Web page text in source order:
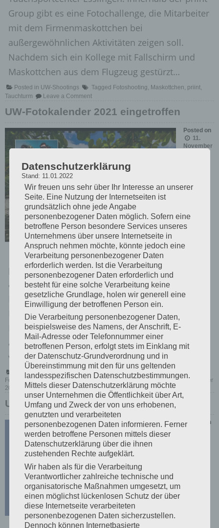
Group gibt es eine Fotochallenge, die Mitarbeiter
mit dem Firmenmaskottchen bei
außergewöhnlichen Aktivitäten zeigen soll.
Nachdem sich ein Kollege mit Fallschirm und
Maskottchen aus dem Flugzeug gestürzt…
Posted in UW-Shootings Tagged Fotoshooting Maskottchen priint
Tauchturm
Leave a Commenton
Fotoshooting
im
UW-Fotokalender 2021 eingetroffen
Posted on
11.
November
n die
plare meines UW-Fotokalender für 2021 frisch
aus dem Druck. 13 Seiten 16 meiner
Lieblingsfotos DIN A3 Querformat Hochglanz-
Echtfotopapier Das Thema des diesjährigen UW-
Fotokalender fällt aus der Reihe! Durch die
aktuelle Pandemie war für mich das bisher
verfolgte…
Posted in UW-Fotokalender ,UW-Shootings TaggedFotokalender
Fotokalender 2021 ,Unter Wasser ,UW-Fotografie,UW-Kalender,UW-Kalender
2021
Leave a Commenton
UW-
Fotokalender
2021
eingetroffen
UW-Fotokalender 2021
Posted on
Datenschutzerklärung
Stand: 11.01.2022
Wir freuen uns sehr über Ihr Interesse an unserer
Seite. Eine Nutzung der Internetseiten ist
grundsätzlich ohne jede Angabe
personenbezogener Daten möglich. Sofern eine
betroffene Person besondere Services unseres
Unternehmens über unsere Internetseite in
Anspruch nehmen möchte, könnte jedoch eine
Verarbeitung personenbezogener Daten
erforderlich werden. Ist die Verarbeitung
personenbezogener Daten erforderlich und
besteht für eine solche Verarbeitung keine
gesetzliche Grundlage, holen wir generell eine
Einwilligung der betroffenen Person ein.
Die Verarbeitung personenbezogener Daten,
beispielsweise des Namens, der Anschrift, E-
Mail-Adresse oder Telefonnummer einer
betroffenen Person, erfolgt stets im Einklang mit
der Datenschutz-Grundverordnung und in
Übereinstimmung mit den für uns geltenden
landesspezifischen Datenschutzbestimmungen.
Mittels dieser Datenschutzerklärung möchte
unser Unternehmen die Öffentlichkeit über Art,
Umfang und Zweck der von uns erhobenen,
genutzten und verarbeiteten
personenbezogenen Daten informieren. Ferner
werden betroffene Personen mittels dieser
Datenschutzerklärung über die ihnen
zustehenden Rechte aufgeklärt.
Wir haben als für die Verarbeitung
Verantwortlicher zahlreiche technische und
organisatorische Maßnahmen umgesetzt, um
einen möglichst lückenlosen Schutz der über
diese Internetseite verarbeiteten
personenbezogenen Daten sicherzustellen.
Dennoch können Internetbasierte